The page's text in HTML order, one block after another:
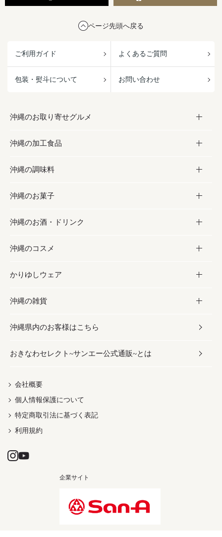
ページ先頭へ戻る
ご利用ガイド よくあるご質問
包装・熨斗について お問い合わせ
沖縄のお取り寄せグルメ
お取り寄せグルメ
フルーツ・野菜
お肉
海産物
沖縄の加工食品
加工食品
缶詰／パウチ
沖縄料理
沖縄そば／乾麺
レトルト食品
乾物／粉類
沖縄の調味料
調味料
砂糖／黒砂糖
塩
お酢／ドレッシング
しょうゆ
みそ
だし／スパイス／島唐辛子
沖縄のお菓子
お菓子
黒糖
ちんすこう
伝統菓子
スナック
おつまみ
紅芋
沖縄のお酒・ドリンク
お酒・ドリンク
泡盛
ビール・チューハイ
ワイン・ウィスキー・カクテル
ドリンク
茶葉
沖縄のコスメ
コスメ
スキンケア
ボディケア
ヘアケア
UVケア
かりゆしウェア
かりゆしウェア
メンズ
レディース
沖縄の雑貨
雑貨
沖縄ファッション
伝統工芸品
沖縄県内のお客様はこちら
おきなわセレクト~サンエー公式通販~とは
会社概要
個人情報保護について
特定商取引法に基づく表記
利用規約
企業サイト